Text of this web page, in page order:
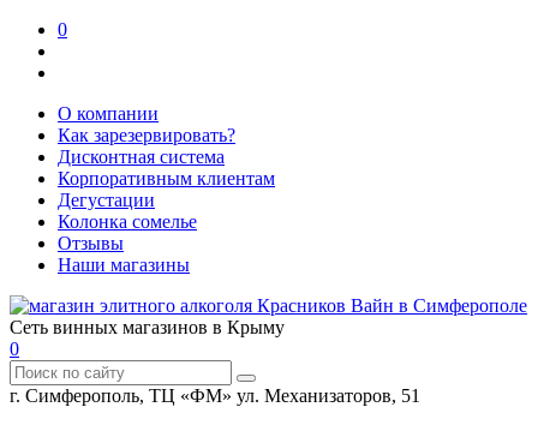
0
О компании
Как зарезервировать?
Дисконтная система
Корпоративным клиентам
Дегустации
Колонка сомелье
Отзывы
Наши магазины
Сеть винных магазинов в Крыму
0
г. Симферополь, ТЦ «ФМ» ул. Механизаторов, 51